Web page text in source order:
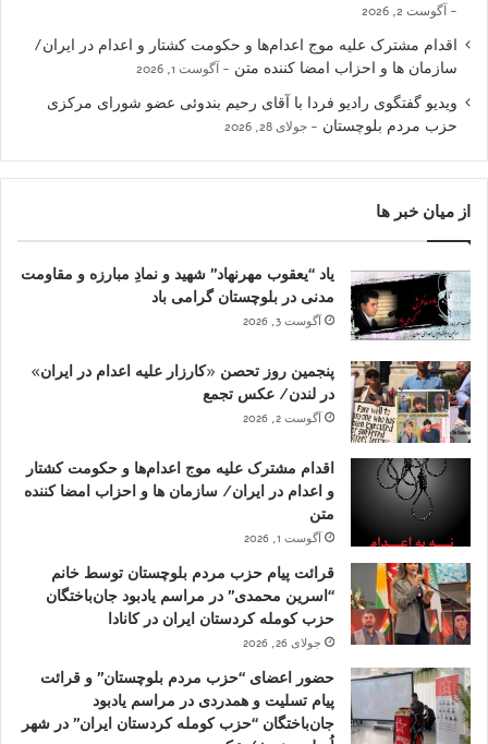
آگوست 2, 2026
اقدام مشترک علیه موج اعدام‌ها و حکومت کشتار و اعدام در ایران/
سازمان ها و احزاب امضا کننده متن
آگوست 1, 2026
ویدیو گفتگوی رادیو فردا با آقای رحیم بندوئی عضو شورای مرکزی
حزب مردم بلوچستان
جولای 28, 2026
از میان خبر ها
یاد “یعقوب مهرنهاد” شهید و نمادِ مبارزه و مقاومت
مدنی در بلوچستان گرامی باد
آگوست 3, 2026
پنجمین روز تحصن «کارزار علیه اعدام در ایران»
در لندن/ عکس تجمع
آگوست 2, 2026
اقدام مشترک علیه موج اعدام‌ها و حکومت کشتار
و اعدام در ایران/ سازمان ها و احزاب امضا کننده
متن
آگوست 1, 2026
قرائت پیام حزب مردم بلوچستان توسط خانم
“اسرین محمدی” در مراسم یادبود جان‌باختگان
حزب کومله کردستان ایران در کانادا
جولای 26, 2026
حضور اعضای “حزب مردم بلوچستان” و قرائت
پیام تسلیت و همدردی در مراسم یادبود
جان‌باختگان “حزب کومله کردستان ایران” در شهر